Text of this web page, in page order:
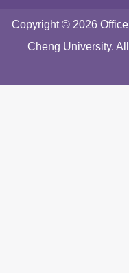
Copyright © 2026
Cheng University.